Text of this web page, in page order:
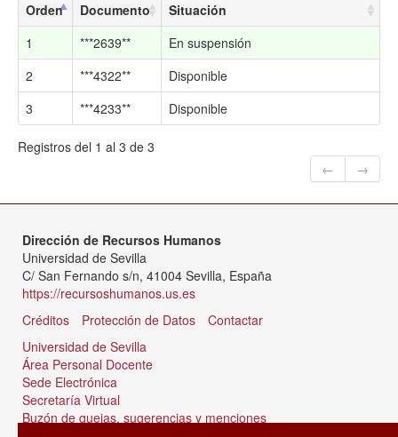
Orden Documento
Situación
1
***2639**
En suspensión
2
***4322**
Disponible
3
***4233** Disponible
Registros del 1 al 3 de 3
←
→
Dirección de Recursos Humanos
Universidad de Sevilla
C/ San Fernando s/n, 41004 Sevilla, España
https://recursoshumanos.us.es
Créditos
Protección de Datos
Contactar
Universidad de Sevilla
Área Personal Docente
Sede Electrónica
Secretaría Virtual
Buzón de quejas, sugerencias y menciones